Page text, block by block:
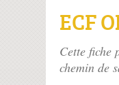
ECF
Cette fiche
chemin de